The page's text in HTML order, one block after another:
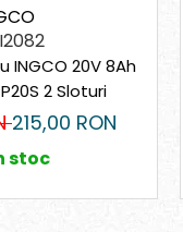
INGCO 20V 8Ah
Compatibil P20S 2 Sloturi
215,00 RON
stoc